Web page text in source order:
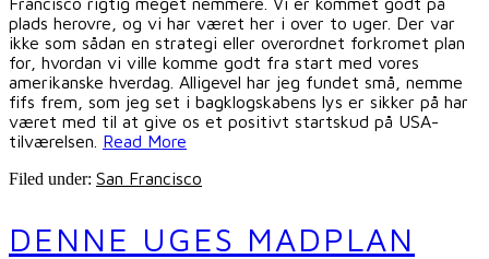
plads herovre, og vi har været her i over to uger. Der var
ikke som sådan en strategi eller overordnet forkromet plan
for, hvordan vi ville komme godt fra start med vores
amerikanske hverdag. Alligevel har jeg fundet små, nemme
fifs frem, som jeg set i bagklogskabens lys er sikker på har
været med til at give os et positivt startskud på USA-
tilværelsen. Read More
Filed under: San Francisco
DENNE UGES MADPLAN